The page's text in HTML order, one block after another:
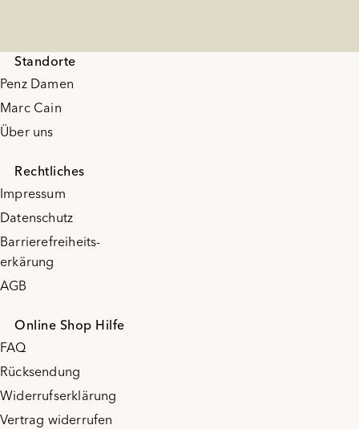
Standorte
Penz Damen
Marc Cain
Über uns
Rechtliches
Impressum
Datenschutz
Barrierefreiheits-
erkärung
AGB
Online Shop Hilfe
FAQ
Rücksendung
Widerrufserklärung
Vertrag widerrufen